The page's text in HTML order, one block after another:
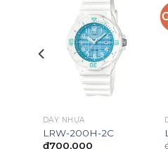
DÂY NHỰA
LRW-200H-2C
₫700,000